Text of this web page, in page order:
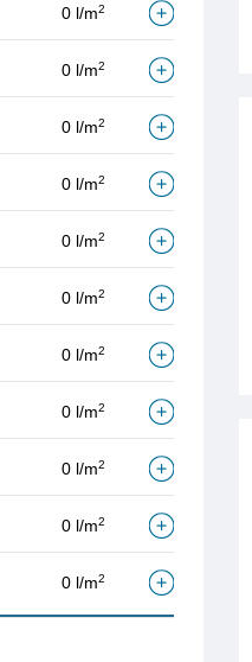
0 l/m2
0 l/m2
0 l/m2
0 l/m2
0 l/m2
0 l/m2
0 l/m2
0 l/m2
0 l/m2
0 l/m2
0 l/m2